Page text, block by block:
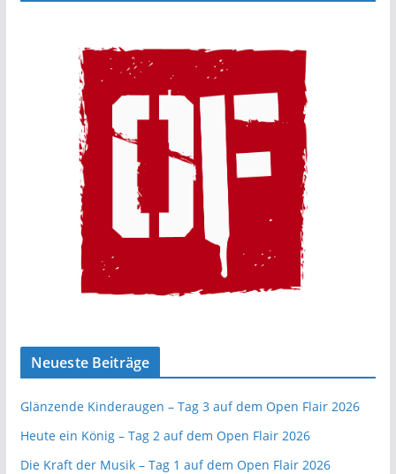
Neueste Beiträge
Glänzende Kinderaugen – Tag 3 auf dem Open Flair 2026
Heute ein König – Tag 2 auf dem Open Flair 2026
Die Kraft der Musik – Tag 1 auf dem Open Flair 2026